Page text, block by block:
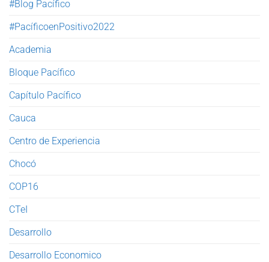
#Blog Pacífico
#PacíficoenPositivo2022
Academia
Bloque Pacífico
Capítulo Pacífico
Cauca
Centro de Experiencia
Chocó
COP16
CTeI
Desarrollo
Desarrollo Economico